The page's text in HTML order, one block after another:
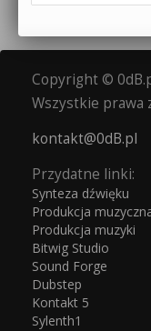
Copyright ©
Wszystkie prawa
kontakt@0dB.pl
Przydatne linki:
Synteza dźwięku
Produkcja
Produkcja muzyki
Bitwig Studio
Sound Forge
Dubstep
Kontakt 5
Sylenth1